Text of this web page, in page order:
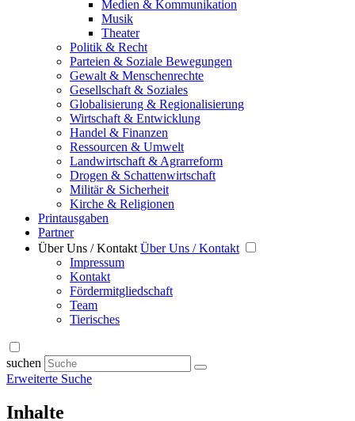
Medien & Kommunikation
Musik
Theater
Politik & Recht
Parteien & Soziale Bewegungen
Gewalt & Menschenrechte
Gesellschaft & Soziales
Globalisierung & Regionalisierung
Wirtschaft & Entwicklung
Handel & Finanzen
Ressourcen & Umwelt
Landwirtschaft & Agrarreform
Drogen & Schattenwirtschaft
Militär & Sicherheit
Kirche & Religionen
Printausgaben
Partner
Über Uns / Kontakt Über Uns / Kontakt
Impressum
Kontakt
Fördermitgliedschaft
Team
Tierisches
suchen
Erweiterte Suche
Inhalte